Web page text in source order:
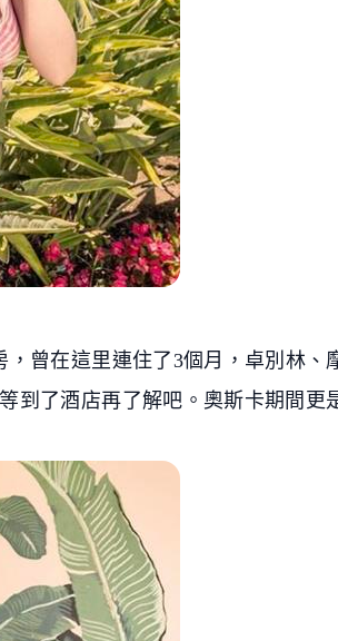
曾在這里連住了3個月，卓別林、
到了酒店再了解吧。奧斯卡期間更